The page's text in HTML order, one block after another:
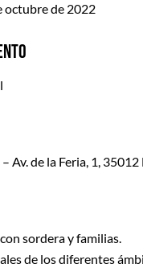
octubre de 2022
Av. de la Feria, 1,
sordera y familias.
de los diferentes